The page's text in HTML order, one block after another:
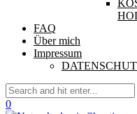
FAQ
Über mich
Impressum
0